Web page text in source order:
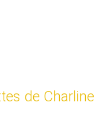
de Charline